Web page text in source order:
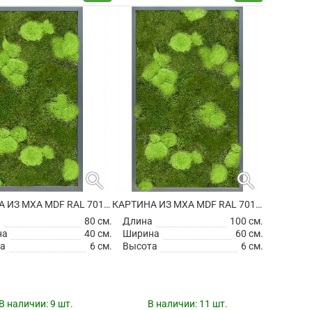
search
КАРТИНА ИЗ МХА MDF RAL 7016 SATIN GLOSS 30% BALL- AND 70% FLAT MOSS
80 см.
40 см.
6 см.
наличии:9 шт.
search
КАРТИНА ИЗ МХА MDF RAL 7016 SATIN GLOSS 30% BALL- AND 70% FLAT MOSS
Длина
100 см.
Ширина
60 см.
Высота
6 см.
В наличии: 11 шт.